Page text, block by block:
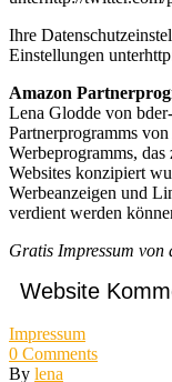
Ihre
Einstellungen
Amazon
Lena Glodde von
Partnerprogramms
Werbeprogramms,
Websites konzipiert
Werbeanzeigen und
verdient werden
Gratis Impressum von
Website
Impressum
0 Comments
By lena